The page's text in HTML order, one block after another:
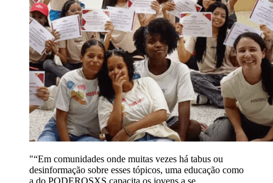
“Em comunidades onde muitas vezes há tabus ou
desinformação sobre esses tópicos, uma educação como